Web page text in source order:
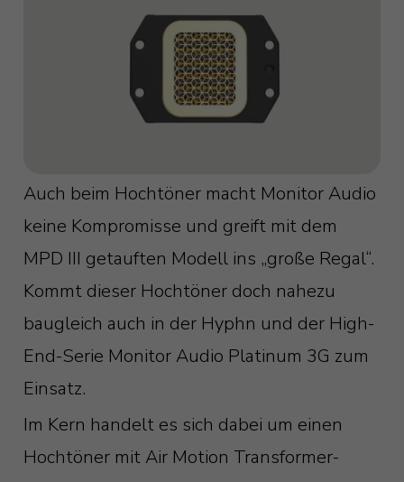
Auch beim Hochtöner macht Monitor Audio
keine Kompromisse und greift mit dem
MPD III getauften Modell ins „große Regal“.
Kommt dieser Hochtöner doch nahezu
baugleich auch in der Hyphn und der High-
End-Serie Monitor Audio Platinum 3G zum
Einsatz.
Im Kern handelt es sich dabei um einen
Hochtöner mit Air Motion Transformer-